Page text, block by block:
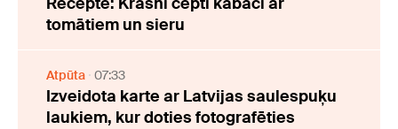
tomātiem un sieru
Atpūta 07:33
Izveidota karte ar Latvijas saulespuķu
laukiem, kur doties fotografēties